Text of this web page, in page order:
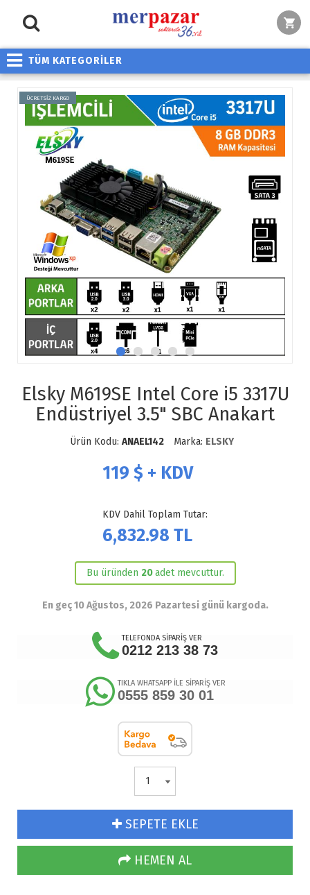
TÜM KATEGORİLER
ÜCRETSİZ KARGO
Elsky M619SE Intel Core i5 3317U
Endüstriyel 3.5" SBC Anakart
Ürün Kodu: ANAEL142 Marka: ELSKY
119 $ + KDV
KDV Dahil Toplam Tutar:
6,832.98 TL
Bu üründen 20adet mevcuttur.
En geç 10 Ağustos, 2026 Pazartesi günü kargoda.
TELEFONDA SİPARİŞ VER
0212 213 38 73
TIKLA WHATSAPP İLE SİPARİŞ VER
0555 859 30 01
SEPETE EKLE
HEMEN AL